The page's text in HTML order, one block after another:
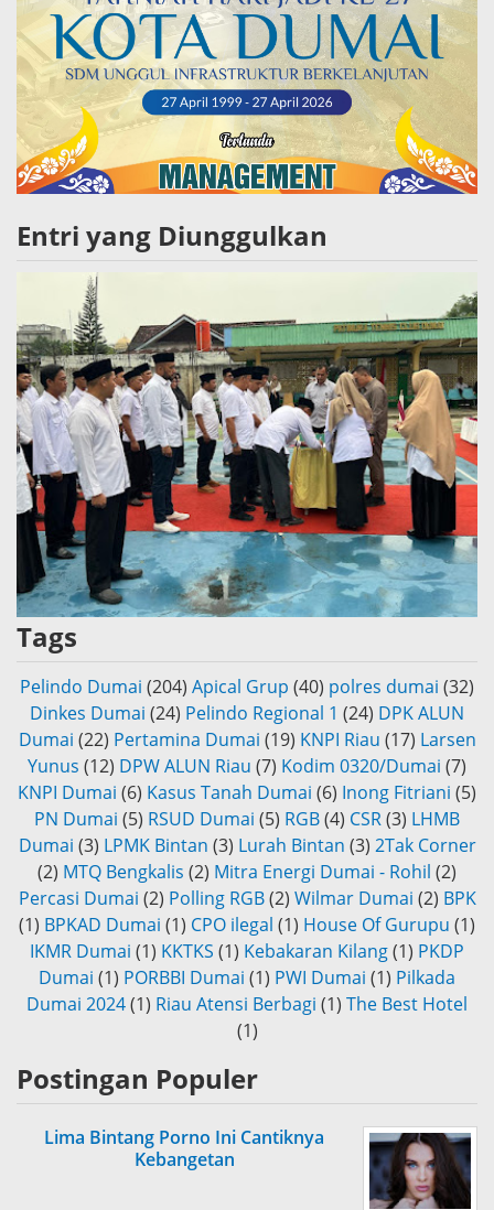
Entri yang Diunggulkan
Tags
Pelindo Dumai (204) Apical Grup (40) polres dumai (32)
Dinkes Dumai (24) Pelindo Regional 1 (24) DPK ALUN
Dumai (22) Pertamina Dumai (19) KNPI Riau (17) Larsen
Yunus (12) DPW ALUN Riau (7) Kodim 0320/Dumai (7)
KNPI Dumai (6) Kasus Tanah Dumai (6) Inong Fitriani (5)
PN Dumai (5) RSUD Dumai (5) RGB(4) CSR(3) LHMB
Dumai (3) LPMK Bintan (3) Lurah Bintan (3) 2Tak Corner
(2) MTQ Bengkalis (2) Mitra Energi Dumai - Rohil (2)
Percasi Dumai (2) Polling RGB (2) Wilmar Dumai (2) BPK
(1) BPKAD Dumai (1) CPO ilegal (1) House Of Gurupu (1)
IKMR Dumai (1) KKTKS (1) Kebakaran Kilang(1) PKDP
Dumai (1) PORBBI Dumai (1) PWI Dumai (1) Pilkada
Dumai 2024(1) Riau Atensi Berbagi (1) The Best Hotel
(1)
Postingan Populer
Lima Bintang Porno Ini Cantiknya
Kebangetan